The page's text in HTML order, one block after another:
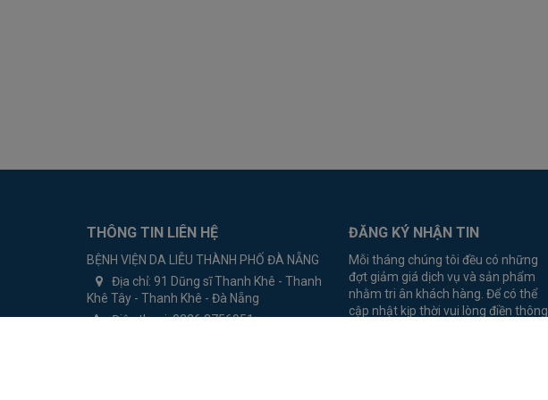
THÔNG TIN LIÊN HỆ
BỆNH VIỆN DA LIỄU THÀNH PHỐ ĐÀ NẴNG
Địa chỉ: 91 Dũng sĩ Thanh Khê - Thanh
Khê Tây - Thanh Khê - Đà Nẵng
Điện thoại:0236.3756951
ĐĂNG KÝ NHẬN TIN
Mỗi tháng chúng tôi đều có những
đợt giảm giá dịch vụ và sản phẩm
nhằm tri ân khách hàng. Để có thể
cập nhật kịp thời vui lòng điền thông